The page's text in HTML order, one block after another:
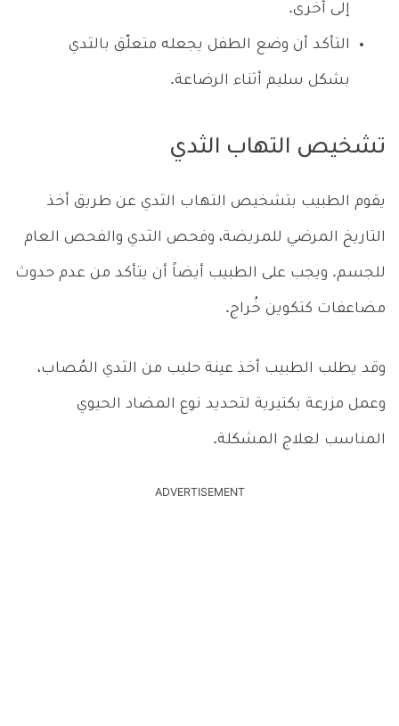
إلى أُخرى.
التأكد أن وضع الطفل يجعله متعلّق بالثدي
بشكل سليم أثناء الرضاعة.
تشخيص التهاب الثدي
يقوم الطبيب بتشخيص التهاب الثدي عن طريق أخذ
التاريخ المرضي للمريضة، وفحص الثدي والفحص العام
للجسم. ويجب على الطبيب أيضاً أن يتأكد من عدم حدوث
مضاعفات كتكوين خُراج.
وقد يطلب الطبيب أخذ عينة حليب من الثدي المُصاب،
وعمل مزرعة بكتيرية لتحديد نوع المضاد الحيوي
المناسب لعلاج المشكلة.
ADVERTISEMENT